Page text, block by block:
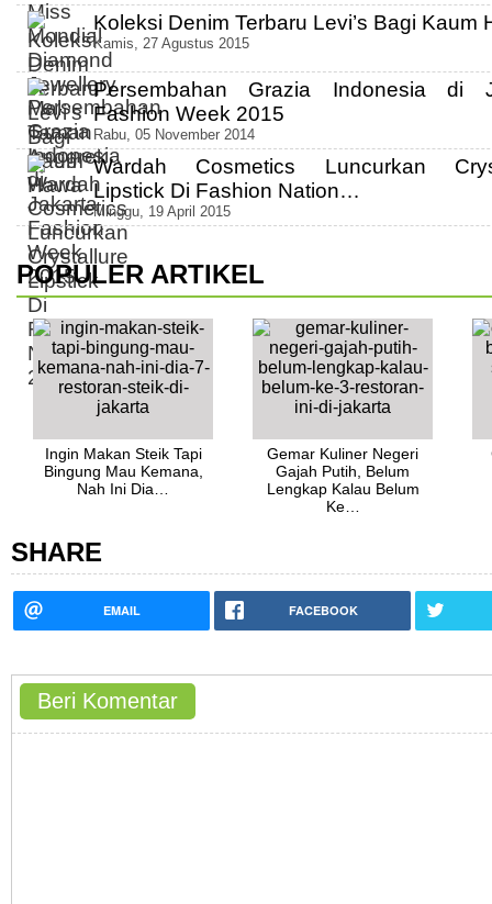
Koleksi Denim Terbaru Levi’s Bagi Kaum
Kamis, 27 Agustus 2015
Persembahan Grazia Indonesia di
Fashion Week 2015
Rabu, 05 November 2014
Wardah Cosmetics Luncurkan
Lipstick Di Fashion Nation…
Minggu, 19 April 2015
POPULER ARTIKEL
Ingin Makan Steik Tapi
Bingung Mau Kemana,
Nah Ini Dia…
Gemar Kuliner Negeri
Gajah Putih, Belum
Lengkap Kalau Belum
Ke…
SHARE
EMAIL FACEBOOK
Beri Komentar